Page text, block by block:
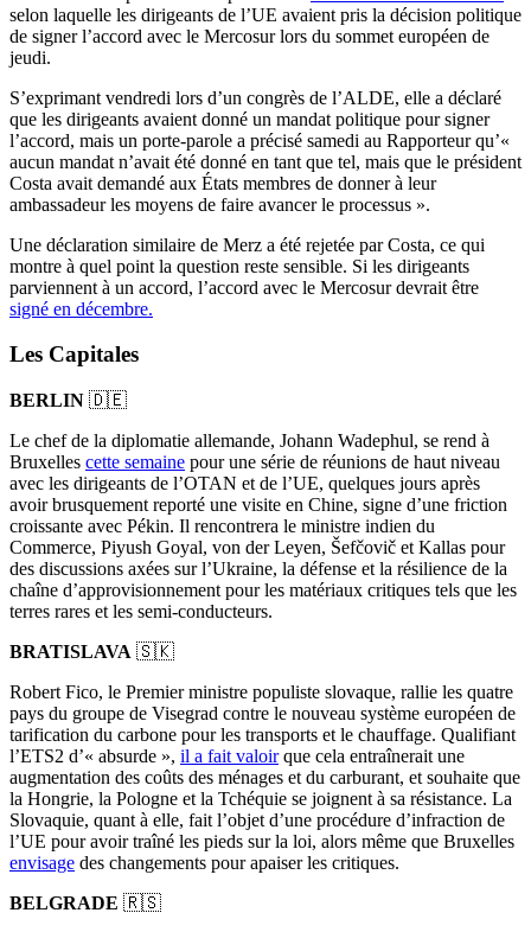
selon laquelle les dirigeants de l’UE avaient pris la décision politique
de signer l’accord avec le Mercosur lors du sommet européen de
jeudi.
S’exprimant vendredi lors d’un congrès de l’ALDE, elle a déclaré
que les dirigeants avaient donné un mandat politique pour signer
l’accord, mais un porte-parole a précisé samedi au Rapporteur qu’«
aucun mandat n’avait été donné en tant que tel, mais que le président
Costa avait demandé aux États membres de donner à leur
ambassadeur les moyens de faire avancer le processus ».
Une déclaration similaire de Merz a été rejetée par Costa, ce qui
montre à quel point la question reste sensible. Si les dirigeants
parviennent à un accord, l’accord avec le Mercosur devrait être
signé en décembre.
Les Capitales
BERLIN 🇩🇪
Le chef de la diplomatie allemande, Johann Wadephul, se rend à
Bruxelles cette semaine pour une série de réunions de haut niveau
avec les dirigeants de l’OTAN et de l’UE, quelques jours après
avoir brusquement reporté une visite en Chine, signe d’une friction
croissante avec Pékin. Il rencontrera le ministre indien du
Commerce, Piyush Goyal, von der Leyen, Šefčovič et Kallas pour
des discussions axées sur l’Ukraine, la défense et la résilience de la
chaîne d’approvisionnement pour les matériaux critiques tels que les
terres rares et les semi-conducteurs.
BRATISLAVA 🇸🇰
Robert Fico, le Premier ministre populiste slovaque, rallie les quatre
pays du groupe de Visegrad contre le nouveau système européen de
tarification du carbone pour les transports et le chauffage. Qualifiant
l’ETS2 d’« absurde », il a fait valoirque cela entraînerait une
augmentation des coûts des ménages et du carburant, et souhaite que
la Hongrie, la Pologne et la Tchéquie se joignent à sa résistance. La
Slovaquie, quant à elle, fait l’objet d’une procédure d’infraction de
l’UE pour avoir traîné les pieds sur la loi, alors même que Bruxelles
envisage des changements pour apaiser les critiques.
BELGRADE 🇷🇸